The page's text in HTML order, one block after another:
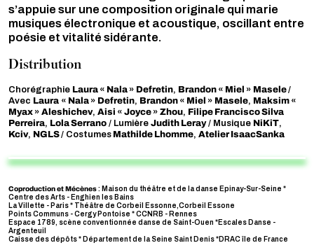
s’appuie sur une composition originale qui marie
musiques électronique et acoustique, oscillant entre
poésie et vitalité sidérante.
Distribution
Chorégraphie Laura « Nala » Defretin, Brandon « Miel » Masele/
Avec Laura « Nala » Defretin, Brandon « Miel » Masele, Maksim «
Myax » Aleshichev, Aisi « Joyce » Zhou, Filipe Francisco Silva
Perreira, Lola Serrano / Lumière Judith Leray/ Musique NiKiT,
Kciv, NGLS/ Costumes Mathilde Lhomme, Atelier IsaacSanka
Coproduction et Mécènes: Maison du théâtre et de la danse Epinay-Sur-Seine *
Centre des Arts - Enghien les Bains
La Villette - Paris * Théâtre de Corbeil Essonne,Corbeil Essone
Points Communs - Cergy Pontoise * CCNRB - Rennes
Espace 1789, scène conventionnée danse de Saint-Ouen *Escales Danse -
Argenteuil
Caisse des dépôts * Département de la Seine Saint Denis *DRAC île de France